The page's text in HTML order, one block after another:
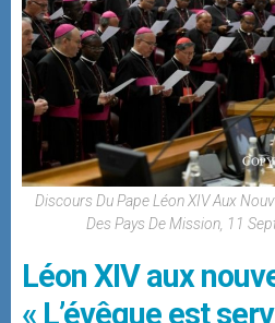
Discours Du Pape Léon XIV Aux
Des Pays De Mission, 11
Léon XIV aux
« L’évêque est